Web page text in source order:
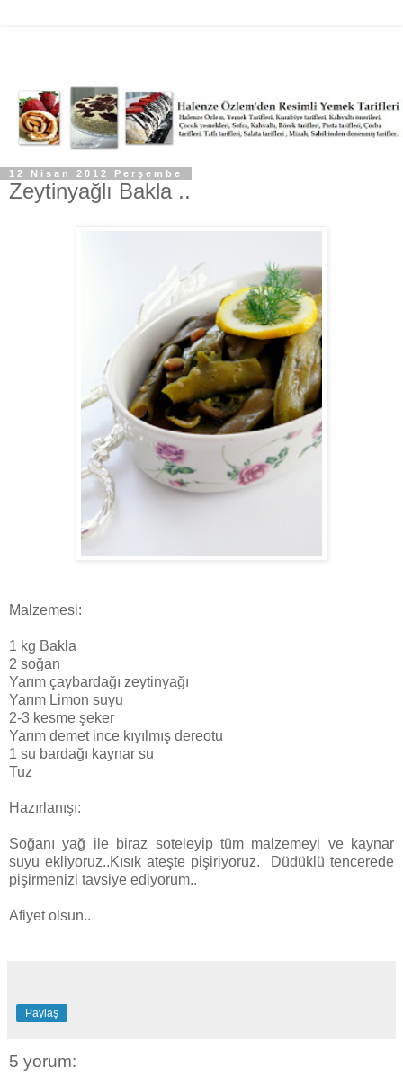
12 Nisan 2012 Perşembe
Zeytinyağlı Bakla ..
Malzemesi:
1 kg Bakla
2 soğan
Yarım çaybardağı zeytinyağı
Yarım Limon suyu
2-3 kesme şeker
Yarım demet ince kıyılmış dereotu
1 su bardağı kaynar su
Tuz
Hazırlanışı:
Soğanı yağ ile biraz soteleyip tüm malzemeyi ve kaynar
suyu ekliyoruz..Kısık ateşte pişiriyoruz. Düdüklü tencerede
pişirmenizi tavsiye ediyorum..
Afiyet olsun..
Paylaş
5 yorum: